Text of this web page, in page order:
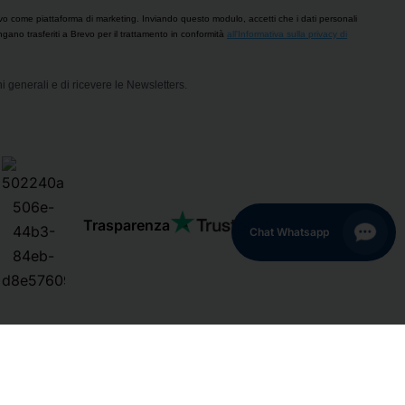
come piattaforma di marketing. Inviando questo modulo, accetti che i dati personali
trasferiti a Brevo per il trattamento in conformità all'Informativa sulla privacy di
generali e di ricevere le Newsletters.
Trasparenza